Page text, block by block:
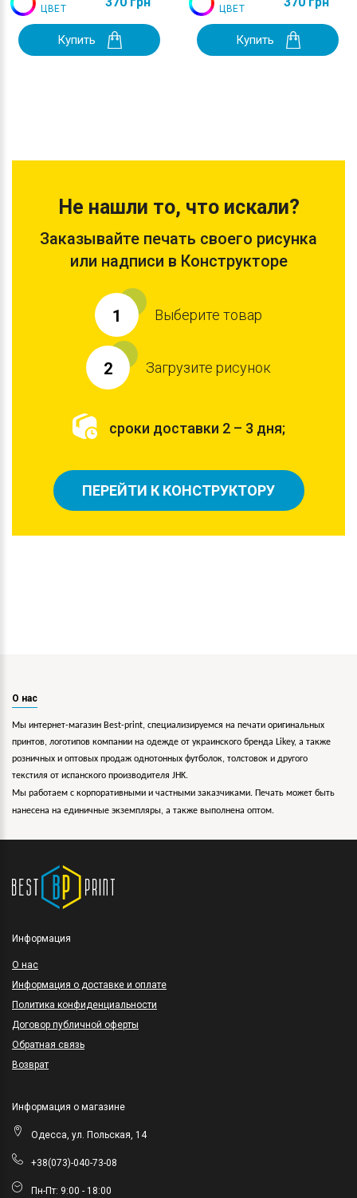
ЦВЕТ
Купить
ЦВЕТ
Купить
Не нашли то, что искали?
Заказывайте печать своего рисунка
или надписи в Конструкторе
1 Выберите товар
2 Загрузите рисунок
сроки доставки 2 – 3 дня;
ПЕРЕЙТИ К КОНСТРУКТОРУ
О нас
Мы интернет-магазин Best-print, специализируемся на печати оригинальных
принтов, логотипов компании на одежде от украинского бренда Likey, а также
розничных и оптовых продаж однотонных футболок, толстовок и другого
текстиля от испанского производителя JHK.
Мы работаем с корпоративными и частными заказчиками. Печать может быть
нанесена на единичные экземпляры, а также выполнена оптом.
Информация
O нас
Информация о доставке и оплате
Политика конфиденциальности
Договор публичной оферты
Обратная связь
Возврат
Информация о магазине
Одесса, ул. Польская, 14
+38(073)-040-73-08
Пн-Пт: 9:00 - 18:00